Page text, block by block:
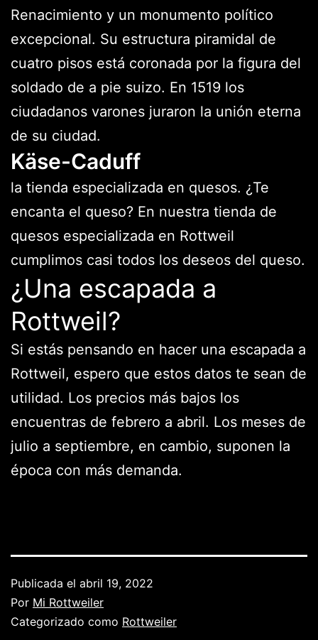
Renacimiento y un monumento político
excepcional. Su estructura piramidal de
cuatro pisos está coronada por la figura del
soldado de a pie suizo. En 1519 los
ciudadanos varones juraron la unión eterna
de su ciudad.
Käse-Caduff
la tienda especializada en quesos. ¿Te
encanta el queso? En nuestra tienda de
quesos especializada en Rottweil
cumplimos casi todos los deseos del queso.
¿Una escapada a
Rottweil?
Si estás pensando en hacer una escapada a
Rottweil, espero que estos datos te sean de
utilidad. Los precios más bajos los
encuentras de febrero a abril. Los meses de
julio a septiembre, en cambio, suponen la
época con más demanda.
Publicada el abril 19, 2022
Por Mi Rottweiler
Categorizado como Rottweiler